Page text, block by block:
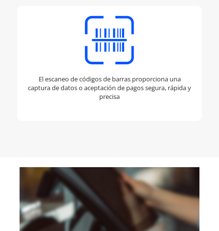
El escaneo de códigos de barras proporciona una
captura de datos o aceptación de pagos segura, rápida y
precisa